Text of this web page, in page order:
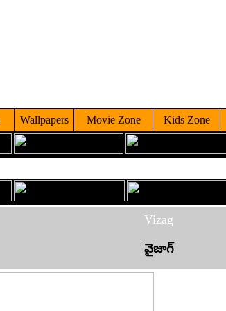
Wallpapers Movie Zone Kids Zone
Vizag
వైజాగ్